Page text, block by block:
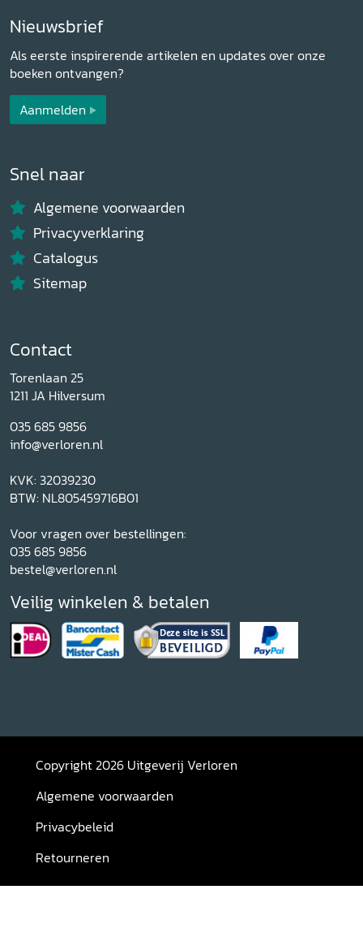
Nieuwsbrief
Als eerste inspirerende artikelen en updates over onze
boeken ontvangen?
Aanmelden
Snel naar
Algemene voorwaarden
Privacyverklaring
Catalogus
Sitemap
Contact
Torenlaan 25
1211 JA Hilversum
035 685 9856
info@verloren.nl
KVK: 32039230
BTW: NL805459716B01
Voor vragen over bestellingen:
035 685 9856
bestel@verloren.nl
Veilig winkelen & betalen
Copyright 2026 Uitgeverij Verloren
Algemene voorwaarden
Privacybeleid
Retourneren